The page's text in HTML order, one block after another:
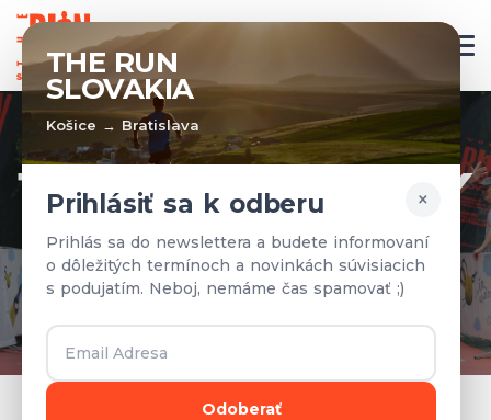
THE RUN
SLOVAKIA
Košice → Bratislava
×
Prihlásiť sa k odberu
Prihlás sa do newslettera a budete informovaní
o dôležitých termínoch a novinkách súvisiacich
s podujatím. Neboj, nemáme čas spamovať ;)
Odoberať
TÍMY A VÝSLEDKY
Prihlásené tímy a výsledky z
predchádzajúcich rokov.